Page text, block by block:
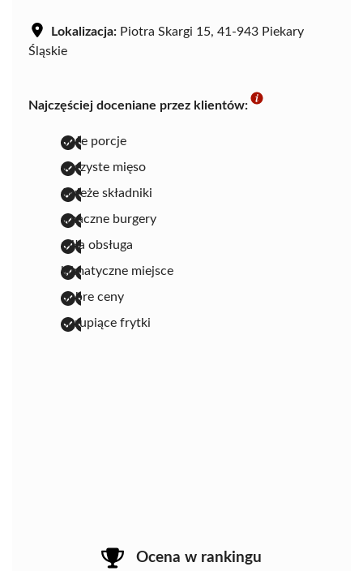
Lokalizacja: Piotra Skargi 15, 41-943 Piekary
Śląskie
Najczęściej doceniane przez klientów:
duże porcje
soczyste mięso
świeże składniki
smaczne burgery
miła obsługa
klimatyczne miejsce
dobre ceny
chrupiące frytki
Ocena w rankingu